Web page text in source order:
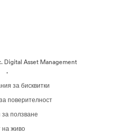
Digital Asset Management
·
за бисквитки
поверителност
ползване
на живо